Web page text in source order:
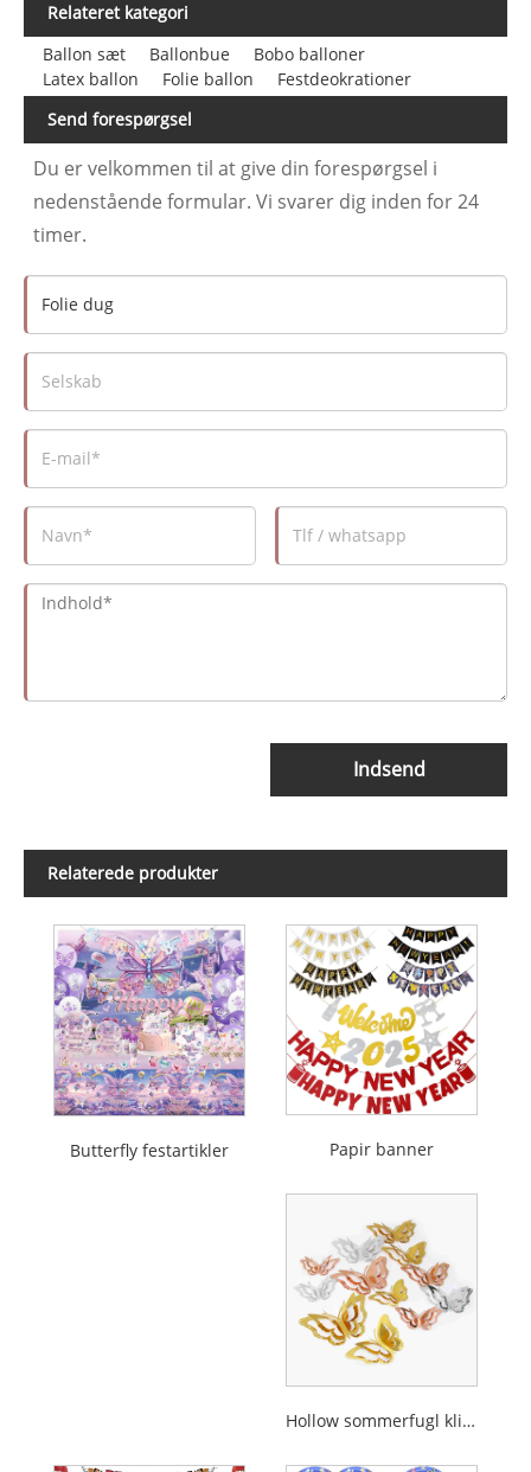
Relateret kategori
Ballon sæt
Ballonbue
Bobo balloner
Latex ballon
Folie ballon
Festdeokrationer
Send forespørgsel
Du er velkommen til at give din forespørgsel i
nedenstående formular. Vi svarer dig inden for 24
timer.
Indsend
Relaterede produkter
Butterfly festartikler Papir banner
Hollow sommerfugl klistermærke